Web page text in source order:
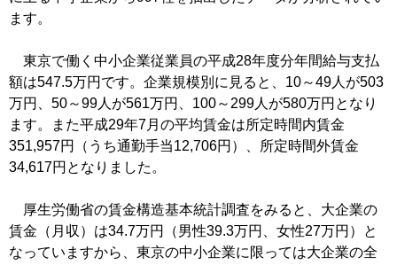
ます。
東京で働く中小企業従業員の平成28年度分年間給与支払
額は547.5万円です。企業規模別に見ると、10～49人が503
万円、50～99人が561万円、100～299人が580万円となり
ます。また平成29年7月の平均賃金は所定時間内賃金
351,957円（うち通勤手当12,706円）、所定時間外賃金
34,617円となりました。
厚生労働省の賃金構造基本統計調査をみると、大企業の
賃金（月収）は34.7万円（男性39.3万円、女性27万円）と
なっていますから、東京の中小企業に限っては大企業の全